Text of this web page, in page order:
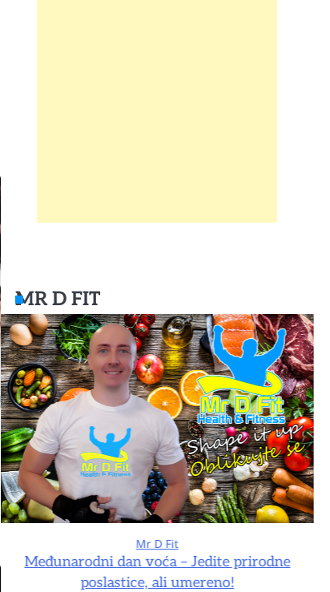
MR D FIT
Mr D Fit
Međunarodni dan voća – Jedite prirodne
poslastice, ali umereno!